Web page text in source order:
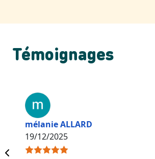
Témoignages
mélanie ALLARD
19/12/2025